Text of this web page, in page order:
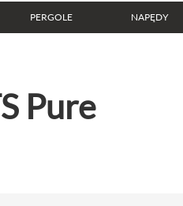
PERGOLE NAPĘDY
Pure